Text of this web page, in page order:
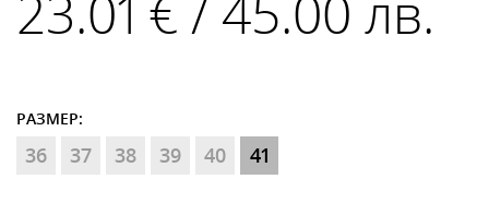
23.01 € / 45.00 лв.
РАЗМЕР:
36 37 38 39 40 41